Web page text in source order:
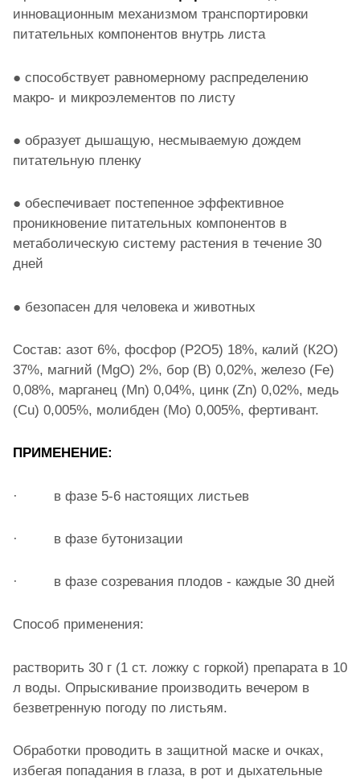
инновационным механизмом транспортировки
питательных компонентов внутрь листа
● способствует равномерному распределению
макро- и микроэлементов по листу
● образует дышащую, несмываемую дождем
питательную пленку
● обеспечивает постепенное эффективное
проникновение питательных компонентов в
метаболическую систему растения в течение 30
дней
● безопасен для человека и животных
Состав: азот 6%, фосфор (Р2О5) 18%, калий (К2О)
37%, магний (MgO) 2%, бор (В) 0,02%, железо (Fe)
0,08%, марганец (Mn) 0,04%, цинк (Zn) 0,02%, медь
(Cu) 0,005%, молибден (Mo) 0,005%, фертивант.
ПРИМЕНЕНИЕ:
· в фазе 5-6 настоящих листьев
· в фазе бутонизации
· в фазе созревания плодов - каждые 30 дней
Способ применения:
растворить 30 г (1 ст. ложку с горкой) препарата в 10
л воды. Опрыскивание производить вечером в
безветренную погоду по листьям.
Обработки проводить в защитной маске и очках,
избегая попадания в глаза, в рот и дыхательные